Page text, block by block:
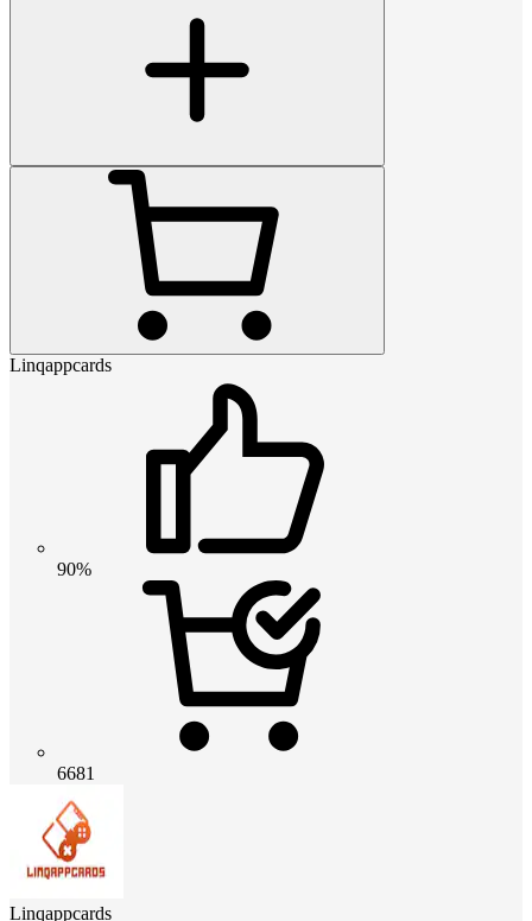
Linqappcards
90%
6681
Linqappcards